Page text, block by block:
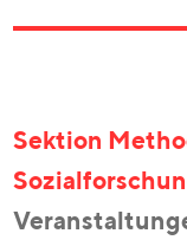
Sektion